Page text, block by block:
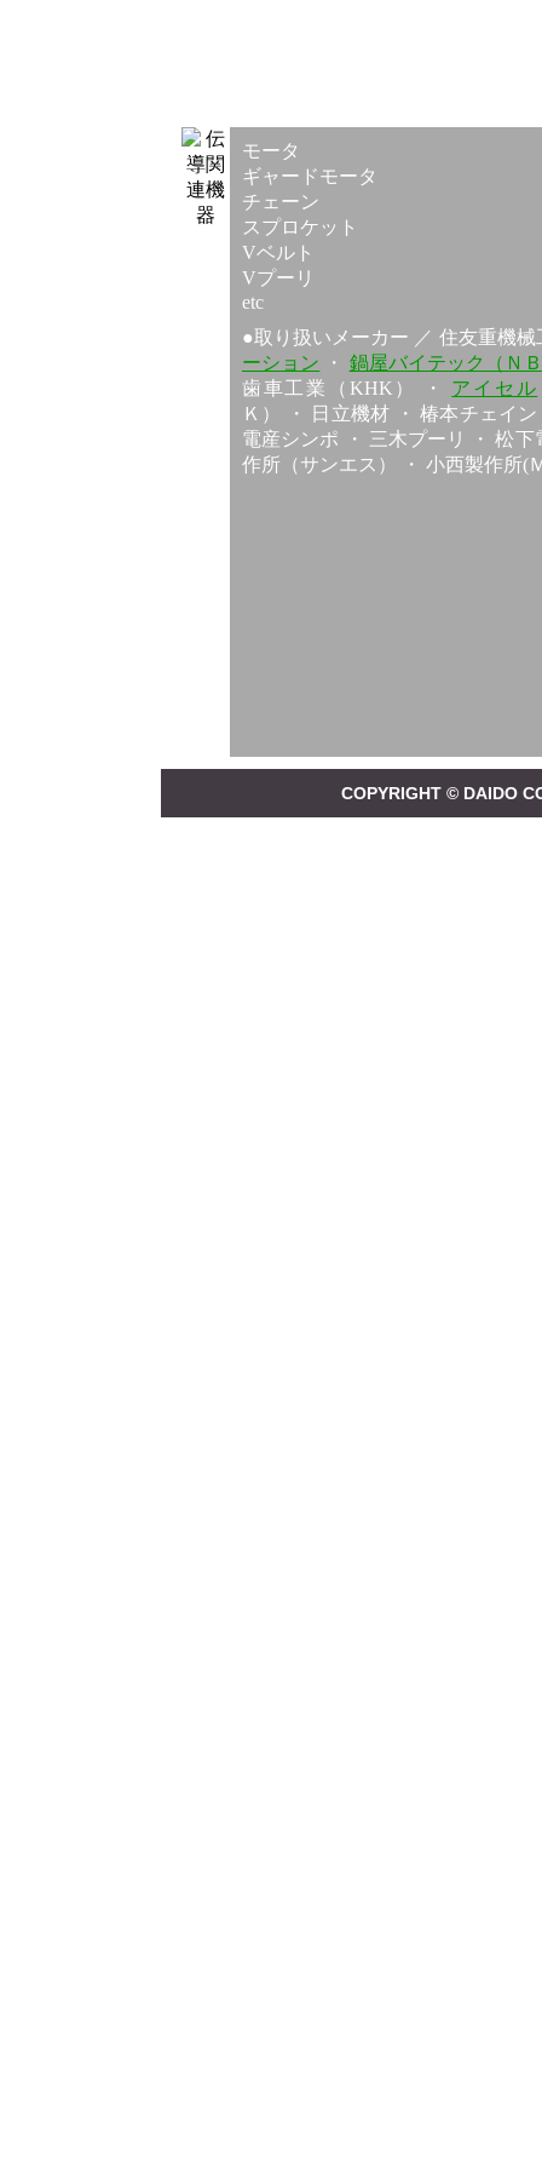
モータ
ギャードモータ
チェーン
スプロケット
Vベルト
Vプーリ
etc
●取り扱いメーカー ／ 住友重機
ーション ・ 鍋屋バイテック（Ｎ
歯車工業（KHK） ・ アイセル
Ｋ） ・ 日立機材 ・ 椿本チェイ
電産シンポ ・ 三木プーリ ・ 松
作所（サンエス） ・ 小西製作所(
COPYRIGHT © DAIDO